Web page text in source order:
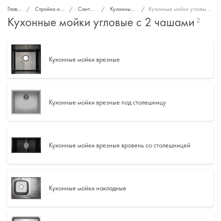
Главная Стройка и ремонт Сантехника Кухонные мойки Кухонные мойки угловые с 2 чашами
Кухонные мойки угловые с 2 чашами 2
Кухонные мойки врезные
Кухонные мойки врезные под столешницу
Кухонные мойки врезные вровень со столешницей
Кухонные мойки накладные